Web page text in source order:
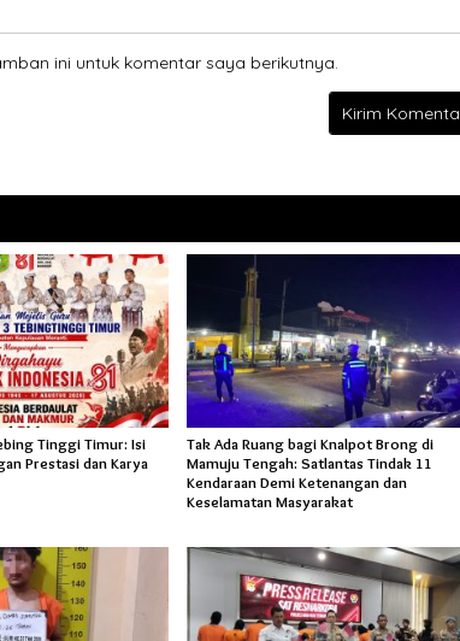
ini untuk komentar saya berikutnya.
Tinggi Timur: Isi
Prestasi dan Karya
Tak Ada Ruang bagi Knalpot Brong di
Mamuju Tengah: Satlantas Tindak 11
Kendaraan Demi Ketenangan dan
Keselamatan Masyarakat